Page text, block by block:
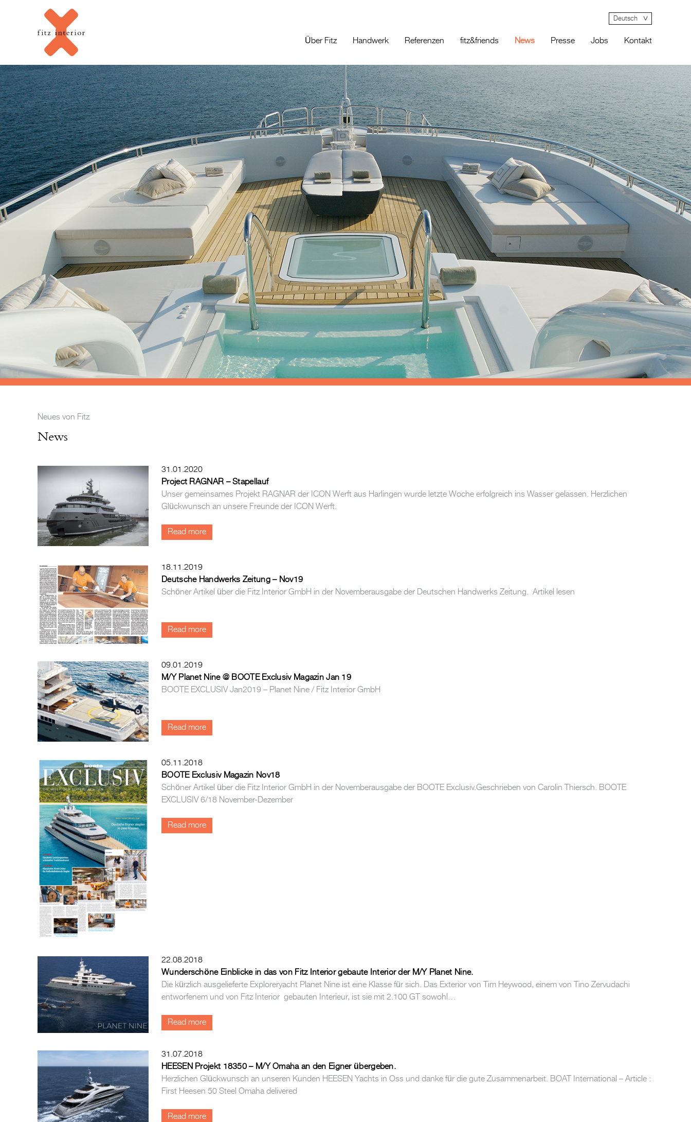
Deutsch
Über Fitz Handwerk Referenzen fitz&friends News Presse Jobs Kontakt
Neues von Fitz
News
31.01.2020
Project RAGNAR – Stapellauf
Unser gemeinsames Projekt RAGNAR der ICON Werft aus Harlingen wurde letzte Woche erfolgreich ins Wasser gelassen. Herzlichen
Glückwunsch an unsere Freunde der ICON Werft.
Read more
18.11.2019
Deutsche Handwerks Zeitung – Nov19
Schöner Artikel über die Fitz Interior GmbH in der Novemberausgabe der Deutschen Handwerks Zeitung. Artikel lesen
Read more
09.01.2019
M/Y Planet Nine @ BOOTE Exclusiv Magazin Jan 19
BOOTE EXCLUSIV Jan2019 – Planet Nine / Fitz Interior GmbH
Read more
05.11.2018
BOOTE Exclusiv Magazin Nov18
Schöner Artikel über die Fitz Interior GmbH in der Novemberausgabe der BOOTE Exclusiv.Geschrieben von Carolin Thiersch. BOOTE
EXCLUSIV 6/18 November-Dezember
Read more
22.08.2018
Wunderschöne Einblicke in das von Fitz Interior gebaute Interior der M/Y Planet Nine.
Die kürzlich ausgelieferte Exploreryacht Planet Nine ist eine Klasse für sich. Das Exterior von Tim Heywood, einem von Tino Zervudachi
entworfenem und von Fitz Interior gebauten Interieur, ist sie mit 2.100 GT sowohl…
Read more
31.07.2018
HEESEN Projekt 18350 – M/Y Omaha an den Eigner übergeben.
Herzlichen Glückwunsch an unseren Kunden HEESEN Yachts in Oss und danke für die gute Zusammenarbeit. BOAT International – Article :
First Heesen 50 Steel Omaha delivered
Read more